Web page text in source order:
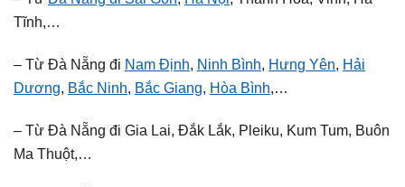
Tĩnh,…
– Từ Đà Nẵng đi Nam Định, Ninh Bình, Hưng Yên, Hải
Dương, Bắc Ninh, Bắc Giang, Hòa Bình,…
– Từ Đà Nẵng đi Gia Lai, Đắk Lắk, Pleiku, Kum Tum, Buôn
Ma Thuột,…